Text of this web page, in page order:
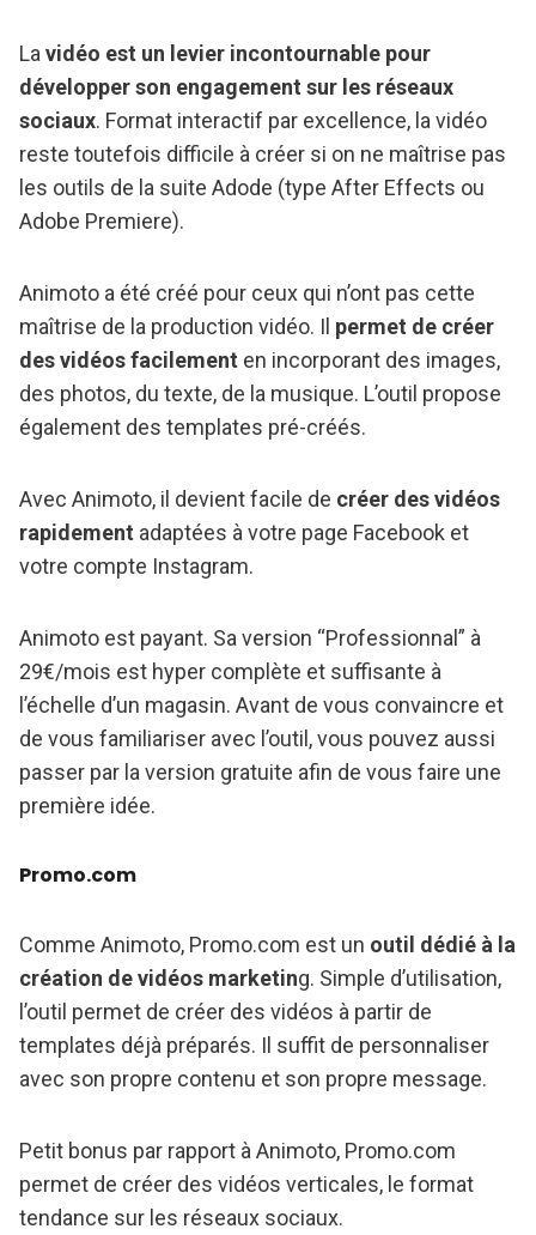
Lavidéo est un levier incontournable pour
développer son engagement sur les réseaux
sociaux. Format interactif par excellence, la vidéo
reste toutefois difficile à créer si on ne maîtrise pas
les outils de la suite Adode (type After Effects ou
Adobe Premiere).
Animoto a été créé pour ceux qui n’ont pas cette
maîtrise de la production vidéo. Il permet de créer
des vidéos facilement en incorporant des images,
des photos, du texte, de la musique. L’outil propose
également des templates pré-créés.
Avec Animoto, il devient facile de créer des vidéos
rapidement adaptées à votre page Facebook et
votre compte Instagram.
Animoto est payant. Sa version “Professionnal” à
29€/mois est hyper complète et suffisante à
l’échelle d’un magasin. Avant de vous convaincre et
de vous familiariser avec l’outil, vous pouvez aussi
passer par la version gratuite afin de vous faire une
première idée.
Promo.com
Comme Animoto, Promo.com est un outil dédié à la
création de vidéos marketing. Simple d’utilisation,
l’outil permet de créer des vidéos à partir de
templates déjà préparés. Il suffit de personnaliser
avec son propre contenu et son propre message.
Petit bonus par rapport à Animoto, Promo.com
permet de créer des vidéos verticales, le format
tendance sur les réseaux sociaux.